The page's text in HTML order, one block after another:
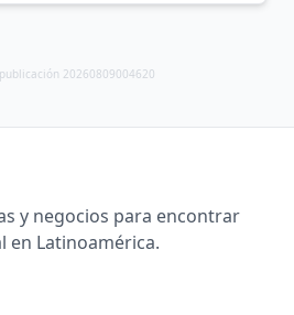
20260809004620
y negocios para encontrar
en Latinoamérica.